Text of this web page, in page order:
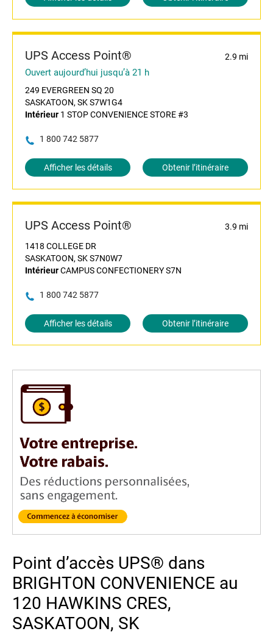
UPS Access Point® 2.9 mi
Ouvert aujourd’hui jusqu’à 21 h
249 EVERGREEN SQ 20
SASKATOON, SK S7W1G4
Intérieur 1 STOP CONVENIENCE STORE #3
1 800 742 5877
Afficher les détails Obtenir l’itinéraire
UPS Access Point®
3.9 mi
1418 COLLEGE DR
SASKATOON, SK S7N0W7
IntérieurCAMPUS CONFECTIONERY S7N
1 800 742 5877
Afficher les détails Obtenir l’itinéraire
Point d’accès UPS® dans
BRIGHTON CONVENIENCE au
120 HAWKINS CRES,
SASKATOON, SK